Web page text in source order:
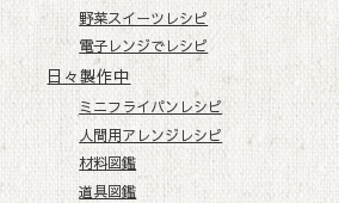
野菜スイーツレシピ
電子レンジでレシピ
日々製作中
ミニフライパンレシピ
人間用アレンジレシピ
材料図鑑
道具図鑑